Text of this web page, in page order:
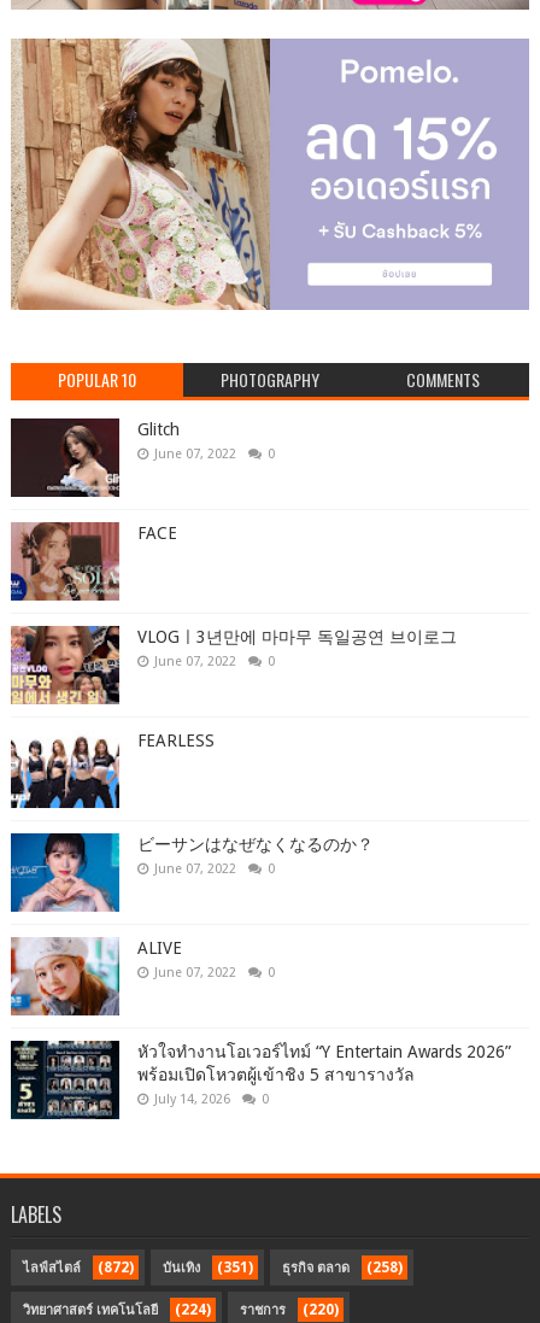
POPULAR 10 PHOTOGRAPHY COMMENTS
Glitch
June 07, 2022 0
FACE
VLOGㅣ3년만에 마마무 독일공연 브이로그
June 07, 2022 0
FEARLESS
ビーサンはなぜなくなるのか？
June 07, 2022 0
ALIVE
June 07, 2022 0
หัวใจทำงานโอเวอร์ไทม์ “Y Entertain Awards 2026”
พร้อมเปิดโหวตผู้เข้าชิง 5 สาขารางวัล
July 14, 2026 0
LABELS
ไลฟ์สไตล์ (872) บันเทิง (351) ธุรกิจ ตลาด (258)
วิทยาศาสตร์ เทคโนโลยี (224) ราชการ (220)